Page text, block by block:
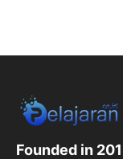
Founded in